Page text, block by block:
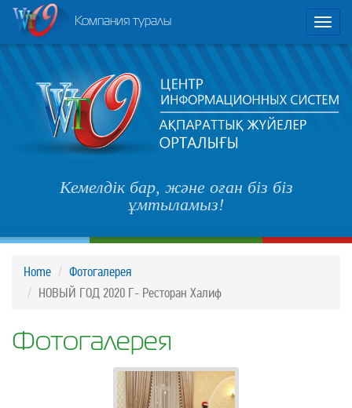
Компания туралы
Кемелдік бар, және оған біз біз
ұмтыламыз!
Home
Фотогалерея
НОВЫЙ ГОД 2020 Г- Ресторан Халиф
Фотогалерея